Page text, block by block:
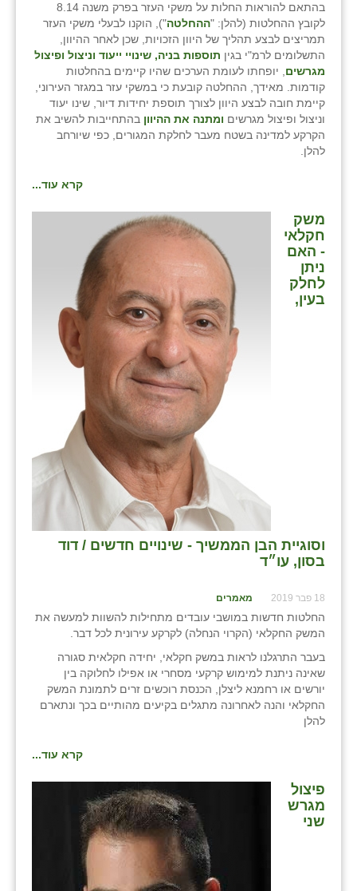
בהתאם להוראות החלות על משקי העזר בפרק משנה 8.14
לקובץ ההחלטות (להלן: "ההחלטה"), הוקנו לבעלי משקי העזר
תמריצים לבצע תהליך של היוון הזכויות, שכן לאחר ההיוון,
התשלומים לרמ"י בגין תוספות בניה, שינויי ייעוד וניצול ופיצול
מגרשים , יופחתו לעומת הערכים שהיו קיימים בהחלטות
קודמות. מאידך, ההחלטה קובעת כי במשקי עזר במגזר העירוני,
קיימת חובה לבצע היוון לצורך תוספת יחידות דיור, שינו יעוד
וניצול ופיצול מגרשים ומתנה את ההיוון בהתחייבות להשיב את
הקרקע למדינה בשטח מעבר לחלקת המגורים, כפי שיורחב
להלן.
קרא עוד...
משק
חקלאי
- האם
ניתן
לחלק
בעין,
וסוגיית הבן הממשיך - שינויים חדשים / דוד
בסון, עו״ד
18 פבר 2019 מאמרים
החלטות חדשות במושבי עובדים מתחילות להשוות למעשה את
המשק החקלאי (הקרוי הנחלה) לקרקע עירונית לכל דבר.
בעבר התרגלנו לראות במשק חקלאי, יחידה חקלאית סגורה
שאינה ניתנת למימוש קרקעי מסחרי או אפילו לחלוקה בין
יורשים או רחמנא ליצלן, הכנסת רוכשים זרים לתמונת המשק
החקלאי והנה לאחרונה מתגלים בקיעים מהותיים בכך ונתארם
להלן
קרא עוד...
פיצול
מגרש
שני